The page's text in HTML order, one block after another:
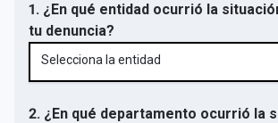
1. ¿En qué entidad ocurrió la
tu denuncia?
Selecciona la entidad
2. ¿En qué departamento ocurrió la